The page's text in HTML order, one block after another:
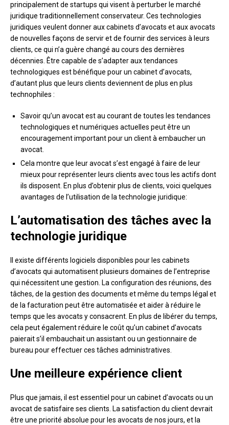
principalement de startups qui visent à perturber le marché
juridique traditionnellement conservateur. Ces technologies
juridiques veulent donner aux cabinets d’avocats et aux avocats
de nouvelles façons de servir et de fournir des services à leurs
clients, ce qui n’a guère changé au cours des dernières
décennies. Être capable de s’adapter aux tendances
technologiques est bénéfique pour un cabinet d’avocats,
d’autant plus que leurs clients deviennent de plus en plus
technophiles :
Savoir qu’un avocat est au courant de toutes les tendances
technologiques et numériques actuelles peut être un
encouragement important pour un client à embaucher un
avocat.
Cela montre que leur avocat s’est engagé à faire de leur
mieux pour représenter leurs clients avec tous les actifs dont
ils disposent. En plus d’obtenir plus de clients, voici quelques
avantages de l’utilisation de la technologie juridique:
L’automatisation des tâches avec la
technologie juridique
Il existe différents logiciels disponibles pour les cabinets
d’avocats qui automatisent plusieurs domaines de l’entreprise
qui nécessitent une gestion. La configuration des réunions, des
tâches, de la gestion des documents et même du temps légal et
de la facturation peut être automatisée et aider à réduire le
temps que les avocats y consacrent. En plus de libérer du temps,
cela peut également réduire le coût qu’un cabinet d’avocats
paierait s’il embauchait un assistant ou un gestionnaire de
bureau pour effectuer ces tâches administratives.
Une meilleure expérience client
Plus que jamais, il est essentiel pour un cabinet d’avocats ou un
avocat de satisfaire ses clients. La satisfaction du client devrait
être une priorité absolue pour les avocats de nos jours, et la